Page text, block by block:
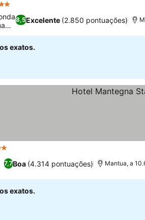
8,5Excelente (2.850 pontuações)
exatos.
7,7Boa (4.314 pontuações) Mantua, a
exatos.